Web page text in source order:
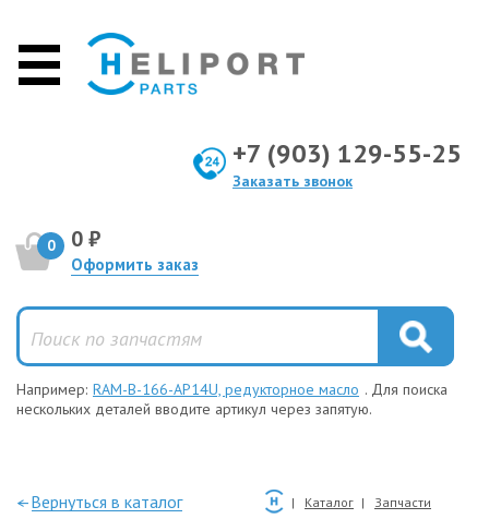
+7 (903) 129-55-25
Заказать звонок
0 0 ₽
Оформить заказ
Например: RAM-B-166-AP14U, редукторное масло . Для поиска
нескольких деталей вводите артикул через запятую.
—Вернуться в каталог Каталог Запчасти